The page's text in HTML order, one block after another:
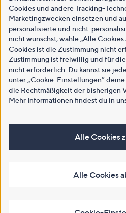
Cookies und andere Tracking-
Marketingzwecken einsetzen und
personalisierte und nicht-
nicht wünschst, wähle „Alle
Cookies ist die Zustimmung nicht
Zustimmung ist freiwillig und für
nicht erforderlich. Du kannst sie
unter „Cookie-Einstellungen“
die Rechtmäßigkeit der bisherigen
Mehr Informationen findest du in
Alle Cookies
Alle Cookies